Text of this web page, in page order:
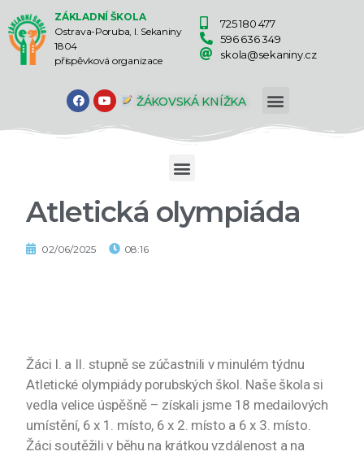
ZÁKLADNÍ ŠKOLA
Ostrava-Poruba, I. Sekaniny
1804
příspěvková organizace
725 180 477
596 636 349
skola@sekaniny.cz
ŽÁKOVSKÁ KNÍŽKA
Atletická olympiáda
02/06/2025 08:16
Žáci I. a II. stupně se zúčastnili v minulém týdnu
Atletické olympiády porubských škol. Naše škola si
vedla velice úspěšně – získali jsme 18 medailových
umístění, 6 x 1. místo, 6 x 2. místo a 6 x 3. místo.
Žáci soutěžili v běhu na krátkou vzdálenost a na